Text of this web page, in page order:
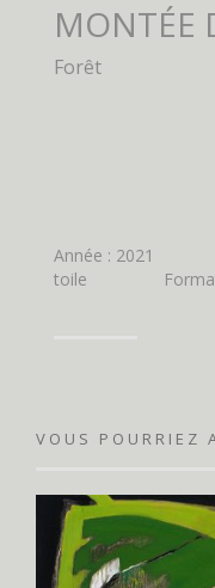
MONTÉE
Forêt
Année : 2021
toile
VOUS POURRIEZ